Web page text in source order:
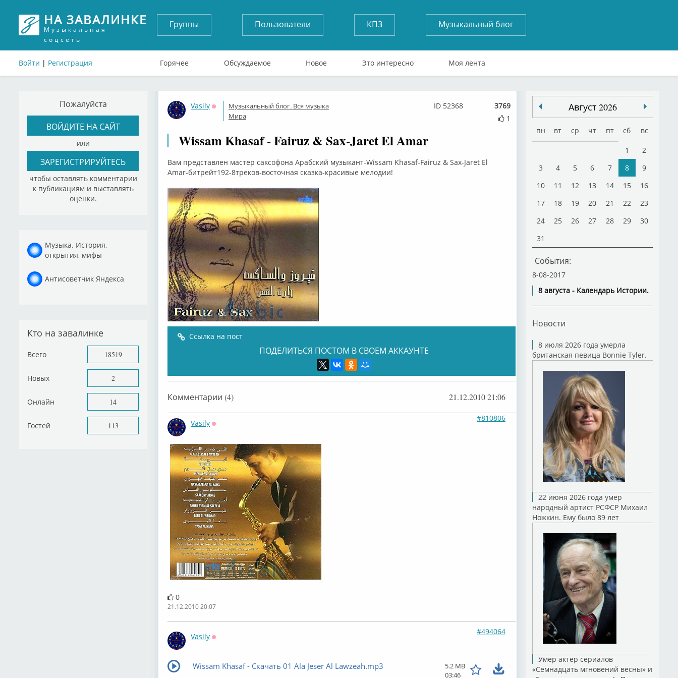
НА ЗАВАЛИНКЕ
Музыкальная
соцсеть
Войти | Регистрация
Группы Пользователи КПЗ Музыкальный блог
Горячее Обсуждаемое Новое Это интересно Моя лента
Пожалуйста
ВОЙДИТЕ НА САЙТ
или
ЗАРЕГИСТРИРУЙТЕСЬ
чтобы оставлять комментарии
к публикациям и выставлять
оценки.
Музыка. История,
открытия, мифы
Антисоветчик Яндекса
Кто на завалинке
Всего 18519
Новых 2
Онлайн 14
Гостей 113
Vasily
Оффлайн
Музыкальный блог. Вся музыка
Мира
3769
1
ID 52368
Wissam Khasaf - Fairuz & Sax-Jaret El Amar
Вам представлен мастер саксофона Арабский музыкант-Wissam Khasaf-Fairuz & Sax-Jaret El
Amar-битрейт192-8треков-восточная сказка-красивые мелодии!
Ссылка на пост
ПОДЕЛИТЬСЯ ПОСТОМ В СВОЕМ АККАУНТЕ
Комментарии (4) 21.12.2010 21:06
Vasily
#810806
0
21.12.2010 20:07
Vasily
#494064
Wissam Khasaf - Скачать 01 Ala Jeser Al Lawzeah.mp3
5.2 MB
03:46
Август 2026
пн вт ср чт пт сб вс
1
2
3
4 5 6 7 8
9
10
11 12 13 14 15
16
17
18 19 20 21 22
23
24
25 26 27 28 29
30
31
События:
8-08-2017
8 августа - Календарь Истории.
Новости
8 июля 2026 года умерла
британская певица Bonnie Tyler.
22 июня 2026 года умер
народный артист РСФСР Михаил
Ножкин. Ему было 89 лет
Умер актер сериалов
«Семнадцать мгновений весны» и